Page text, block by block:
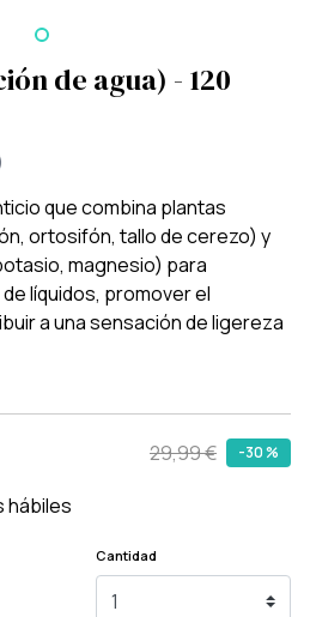
de agua) - 120
que combina plantas
ortosifón, tallo de cerezo) y
magnesio) para
líquidos, promover el
a una sensación de ligereza
29,99 € -30 %
hábiles
Cantidad